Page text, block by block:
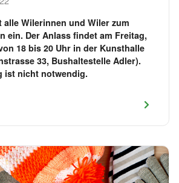
alle Wilerinnen und Wiler zum
ein. Der Anlass findet am Freitag,
18 bis 20 Uhr in der Kunsthalle
33, Bushaltestelle Adler).
ist nicht notwendig.